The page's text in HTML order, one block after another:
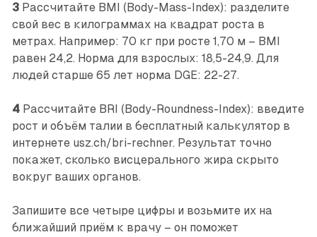
3 Рассчитайте BMI (Body-Mass-Index): разделите
свой вес в килограммах на квадрат роста в
метрах. Например: 70 кг при росте 1,70 м – BMI
равен 24,2. Норма для взрослых: ­18,5-24,9. Для
людей старше 65 лет норма DGE: 22-27.
4 Рассчитайте BRI (Body-Roundness-Index): введите
рост и объём талии в бесплатный калькулятор в
интернете usz.ch/bri-rechner. Результат точно
покажет, сколько ­висцерального жира скрыто
вокруг ваших органов.
Запишите все четыре цифры и возьмите их на
ближайший приём к врачу – он поможет